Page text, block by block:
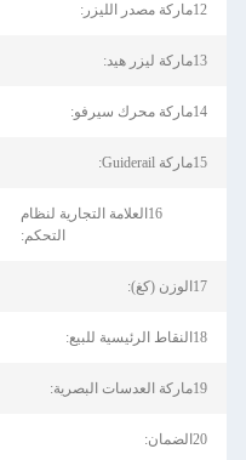
12ماركة مصدر الليزر:
13ماركة ليزر هيد:
14ماركة محرك سيرفو:
15ماركة Guiderail:
16العلامة التجارية لنظام
التحكم:
17الوزن (كغ):
18النقاط الرئيسية للبيع:
19ماركة العدسات البصرية:
20الضمان: